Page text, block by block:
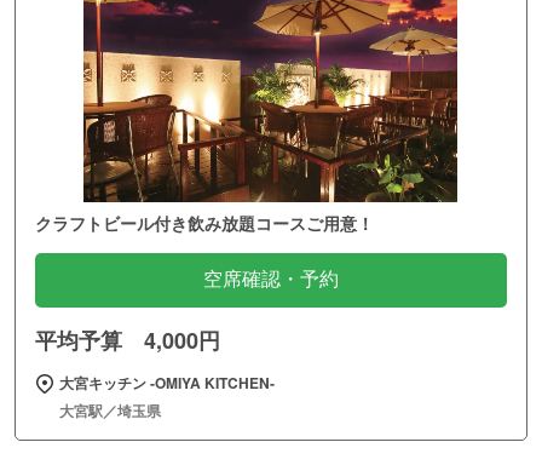
クラフトビール付き飲み放題コースご用意！
空席確認・予約
平均予算 4,000円
大宮キッチン ‐OMIYA KITCHEN‐
大宮駅／埼玉県